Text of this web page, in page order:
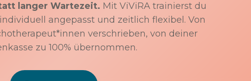
langer Wartezeit. Mit ViViRA trainierst du
angepasst und zeitlich flexibel. Von
verschrieben, von deiner
zu 100% übernommen.